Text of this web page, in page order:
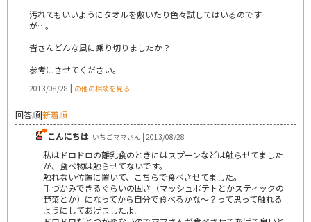
汚れてもいいようにタオルを敷いたり色々試してはいるのです
が…。
皆さんどんな風に乗り切りましたか？
参考にさせてください。
2013/08/28 | の他の相談を見る
回答順|新着順
こんにちは いちごママさん | 2013/08/28
私はドロドロの離乳食のときにはスプーンなどは触らせてました
が、食べ物は触らせてないです。
触れない位置に置いて、こちらで食べさせてました。
手づかみできるぐらいの固さ（マッシュポテトとかスティックの
野菜とか）になってから自分で食べるかな～？って思って触れる
ようにしてあげましたよ。